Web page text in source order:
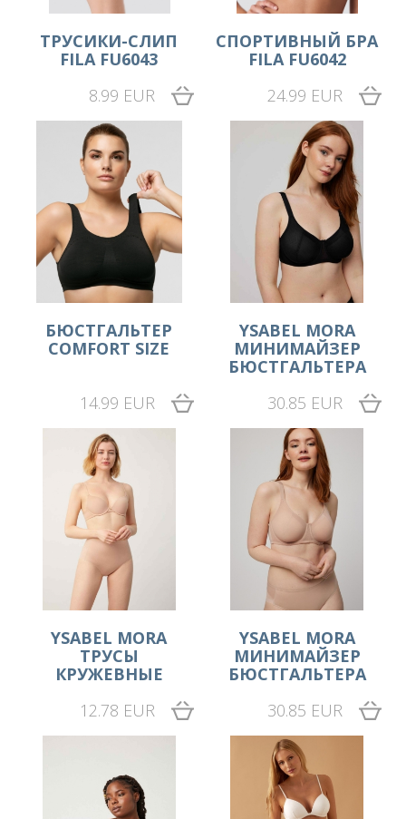
ТРУСИКИ-СЛИП
FILA FU6043
8.99 EUR
СПОРТИВНЫЙ БРА
FILA FU6042
24.99 EUR
БЮСТГАЛЬТЕР
COMFORT SIZE
14.99 EUR
YSABEL MORA
МИНИМАЙЗЕР
БЮСТГАЛЬТЕРА
30.85 EUR
YSABEL MORA
ТРУСЫ
КРУЖЕВНЫЕ
12.78 EUR
YSABEL MORA
МИНИМАЙЗЕР
БЮСТГАЛЬТЕРА
30.85 EUR